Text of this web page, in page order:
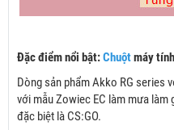
Đặc điểm nổi bật:Chuộtmáy
Dòng sản phẩm Akko RG series
với mẫu Zowiec EC làm mưa làm
đặc biệt là CS:GO.